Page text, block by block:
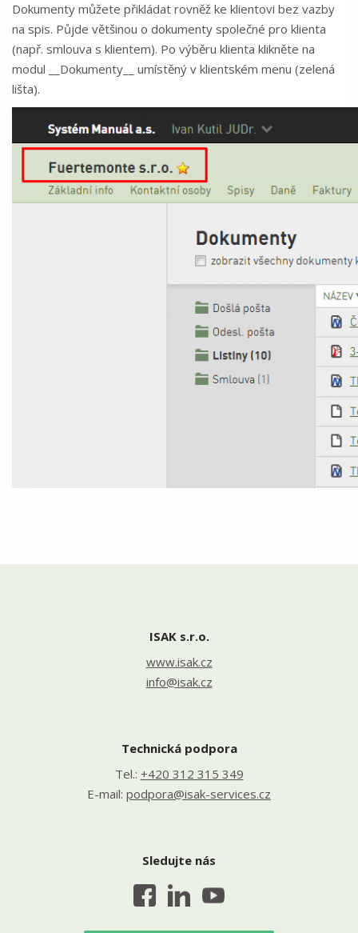
Dokumenty můžete přikládat rovněž ke klientovi bez vazby
na spis. Půjde většinou o dokumenty společné pro klienta
(např. smlouva s klientem). Po výběru klienta klikněte na
modul __Dokumenty__ umístěný v klientském menu (zelená
lišta).
ISAK s.r.o.
www.isak.cz
info@isak.cz
Technická podpora
Tel.: +420 312 315 349
E-mail: podpora@isak-services.cz
Sledujte nás